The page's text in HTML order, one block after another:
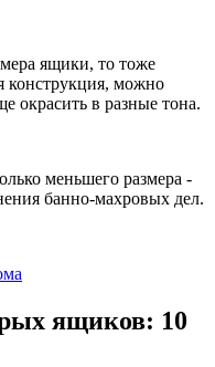
ящики, то тоже
конструкция, можно
окрасить в разные тона.
меньшего размера -
банно-махровых дел.
ящиков: 10